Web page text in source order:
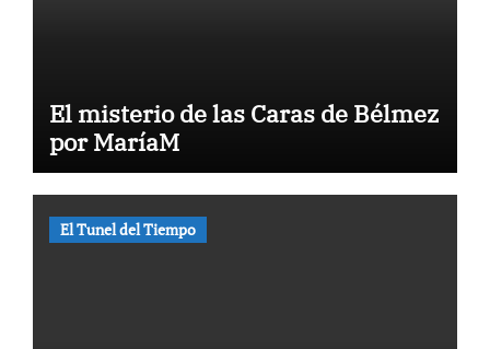
El misterio de las Caras de Bélmez
por MaríaM
El Tunel del Tiempo